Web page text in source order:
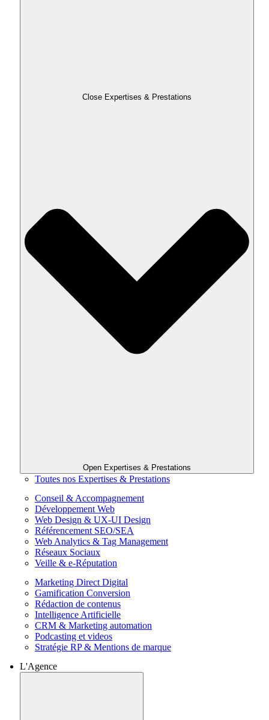
Close Expertises & Prestations
Open Expertises & Prestations
Toutes nos Expertises & Prestations
Conseil & Accompagnement
Développement Web
Web Design & UX-UI Design
Référencement SEO/SEA
Web Analytics & Tag Management
Réseaux Sociaux
Veille & e-Réputation
Marketing Direct Digital
Gamification Conversion
Rédaction de contenus
Intelligence Artificielle
CRM & Marketing automation
Podcasting et videos
Stratégie RP & Mentions de marque
L'Agence